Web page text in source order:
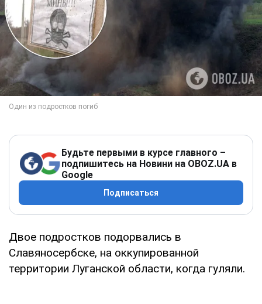
Будьте первыми в курсе главного –
подпишитесь на Новини на OBOZ.UA в
Google
Подписаться
Двое подростков подорвались в
Славяносербске, на оккупированной
территории Луганской области, когда гуляли.